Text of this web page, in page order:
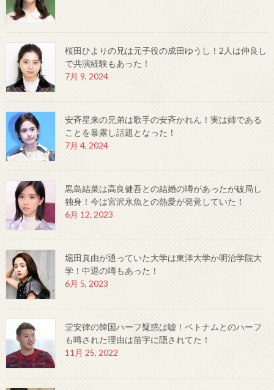
桜田ひよりの兄は元子役の成田ゆうし！2人は仲良し
で共演経験もあった！
7月 9, 2024
安斉星来の兄弟は歌手の安斉かれん！実は姉である
ことを暴露し話題となった！
7月 4, 2024
黒島結菜は高良健吾との結婚の噂があったが破局し
独身！今は宮沢氷魚との熱愛が発覚していた！
6月 12, 2023
堀田真由が通っていた大学は東洋大学か明治学院大
学！中退の噂もあった！
6月 5, 2023
堂安律の韓国ハーフ疑惑は嘘！ベトナムとのハーフ
も噂された理由は苗字に隠されてた！
11月 25, 2022